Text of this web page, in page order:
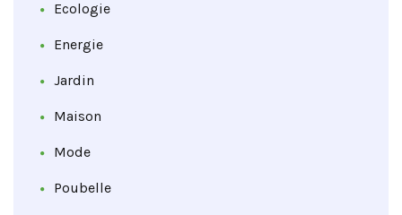
Ecologie
Energie
Jardin
Maison
Mode
Poubelle